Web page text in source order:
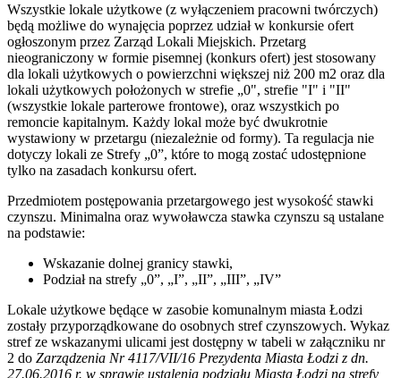
Wszystkie lokale użytkowe (z wyłączeniem pracowni twórczych)
będą możliwe do wynajęcia poprzez udział w konkursie ofert
ogłoszonym przez Zarząd Lokali Miejskich. Przetarg
nieograniczony w formie pisemnej (konkurs ofert) jest stosowany
dla lokali użytkowych o powierzchni większej niż 200 m2 oraz dla
lokali użytkowych położonych w strefie „0", strefie "I" i "II"
(wszystkie lokale parterowe frontowe), oraz wszystkich po
remoncie kapitalnym. Każdy lokal może być dwukrotnie
wystawiony w przetargu (niezależnie od formy). Ta regulacja nie
dotyczy lokali ze Strefy „0”, które to mogą zostać udostępnione
tylko na zasadach konkursu ofert.
Przedmiotem postępowania przetargowego jest wysokość stawki
czynszu. Minimalna oraz wywoławcza stawka czynszu są ustalane
na podstawie:
Wskazanie dolnej granicy stawki,
Podział na strefy „0”, „I”, „II”, „III”, „IV”
Lokale użytkowe będące w zasobie komunalnym miasta Łodzi
zostały przyporządkowane do osobnych stref czynszowych. Wykaz
stref ze wskazanymi ulicami jest dostępny w tabeli w załączniku nr
2 do Zarządzenia Nr 4117/VII/16 Prezydenta Miasta Łodzi z dn.
27.06.2016 r. w sprawie ustalenia podziału Miasta Łodzi na strefy